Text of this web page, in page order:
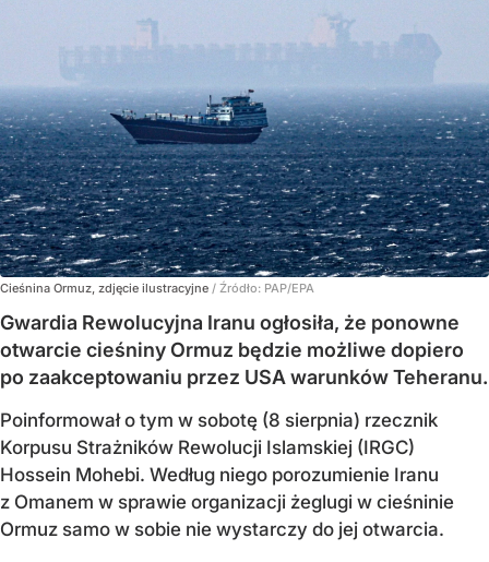
Cieśnina Ormuz, zdjęcie ilustracyjne / Źródło: PAP/EPA
Gwardia Rewolucyjna Iranu ogłosiła, że ponowne
otwarcie cieśniny Ormuz będzie możliwe dopiero
po zaakceptowaniu przez USA warunków Teheranu.
Poinformował o tym w sobotę (8 sierpnia) rzecznik
Korpusu Strażników Rewolucji Islamskiej (IRGC)
Hossein Mohebi. Według niego porozumienie Iranu
z Omanem w sprawie organizacji żeglugi w cieśninie
Ormuz samo w sobie nie wystarczy do jej otwarcia.